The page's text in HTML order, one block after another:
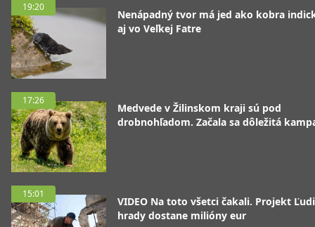
19:20
Nenápadný tvor má jed ako kobra
aj vo Veľkej Fatre
17:26
Medvede v Žilinskom kraji sú pod
drobnohľadom. Začala sa dôležitá
15:01
VIDEO Na toto všetci čakali. Projekt
hrady dostane milióny eur